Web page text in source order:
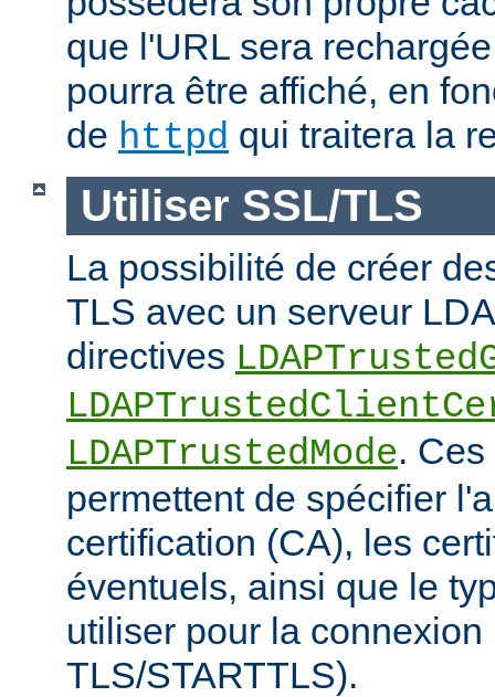
que l'URL sera
pourra être affiché, en
de httpd qui traitera la
Utiliser SSL/TLS
La possibilité de créer
TLS avec un serveur
directives
LDAPTrustedMode.
permettent de spécifier
certification (CA), les
éventuels, ainsi que le
utiliser pour la
TLS/STARTTLS).